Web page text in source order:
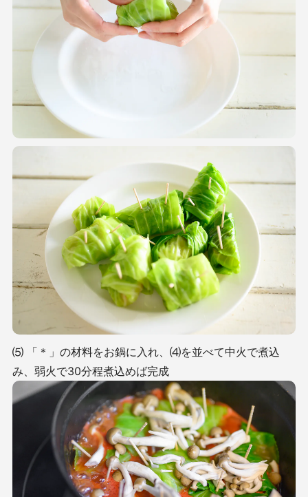
⑸ 「＊」の材料をお鍋に入れ、⑷を並べて中火で煮込
み、弱火で30分程煮込めば完成